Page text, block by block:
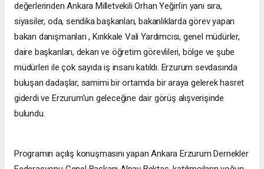
değerlerinden Ankara Milletvekili Orhan Yeğin’in yanı sıra,
siyasiler, oda, sendika başkanları, bakanlıklarda görev yapan
bakan danışmanları , Kırıkkale Vali Yardımcısı, genel müdürler,
daire başkanları, dekan ve öğretim görevlileri, bölge ve şube
müdürleri ile çok sayıda iş insanı katıldı. Erzurum sevdasında
buluşan dadaşlar, samimi bir ortamda bir araya gelerek hasret
giderdi ve Erzurum’un geleceğine dair görüş alışverişinde
bulundu.
Programın açılış konuşmasını yapan Ankara Erzurum Dernekler